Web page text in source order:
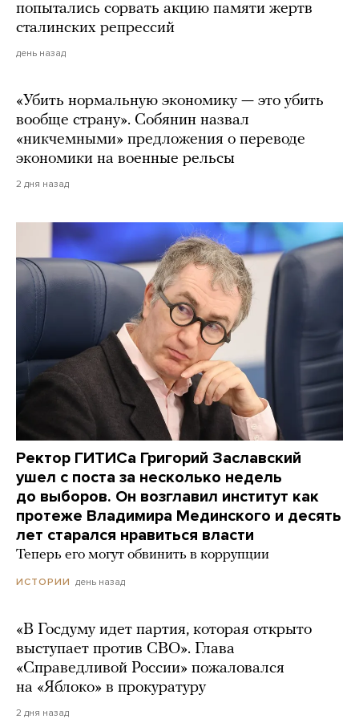
попытались сорвать акцию памяти жертв
сталинских репрессий
день назад
«Убить нормальную экономику — это убить
вообще страну». Собянин назвал
«никчемными» предложения о переводе
экономики на военные рельсы
2 дня назад
Ректор ГИТИСа Григорий Заславский
ушел с поста за несколько недель
до выборов. Он возглавил институт как
протеже Владимира Мединского и десять
лет старался нравиться власти
Теперь его могут обвинить в коррупции
ИСТОРИИ день назад
«В Госдуму идет партия, которая открыто
выступает против СВО». Глава
«Справедливой России» пожаловался
на «Яблоко» в прокуратуру
2 дня назад